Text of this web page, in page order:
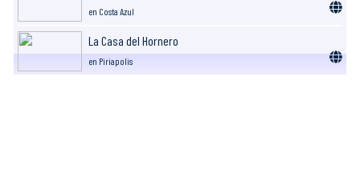
en Costa Azul
La Casa del Hornero
en Piriapolis